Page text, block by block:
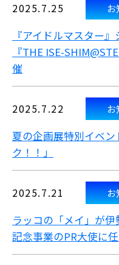
2025.7.25 お
『アイドルマスター
『THE ISE-
催
2025.7.22 お
夏の企画展特別イベ
ク！！」
2025.7.21 お
ラッコの「メイ」が
記念事業のPR大使に